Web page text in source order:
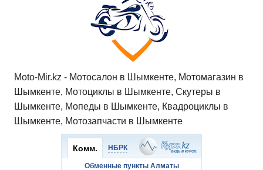
Moto-Mir.kz - Мотосалон в Шымкенте, Мотомагазин в
Шымкенте, Мотоциклы в Шымкенте, Скутеры в
Шымкенте, Мопеды в Шымкенте, Квадроциклы в
Шымкенте, Мотозапчасти в Шымкенте